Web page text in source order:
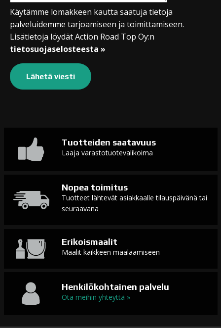
Käytämme lomakkeen kautta saatuja tietoja
palveluidemme tarjoamiseen ja toimittamiseen.
Lisätietoja löydät Action Road Top Oy:n
tietosuojaselosteesta »
Tuotteiden saatavuus
Laaja varastotuotevalikoima
Nopea toimitus
Tuotteet lähtevät asiakkaalle tilauspäivänä tai
seuraavana
Erikoismaalit
Maalit kaikkeen maalaamiseen
Henkilökohtainen palvelu
Ota meihin yhteyttä »